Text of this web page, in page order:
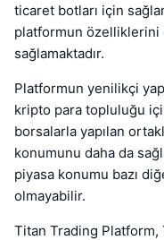
ticaret botları için
platformun özelliklerini
sağlamaktadır.
Platformun yenilikçi
kripto para topluluğu
borsalarla yapılan
konumunu daha da
piyasa konumu bazı
olmayabilir.
Titan Trading